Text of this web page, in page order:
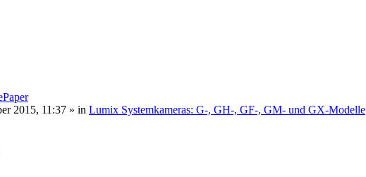
2015, 11:37 » in Lumix Systemkameras: G-, GH-, GF-, GM- und GX-Modelle